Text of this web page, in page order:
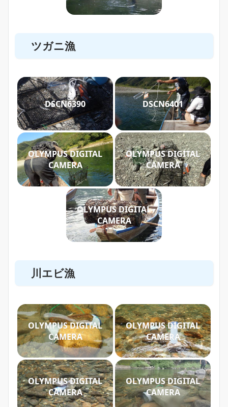
ツガニ漁
DSCN6390 DSCN6401
OLYMPUS DIGITAL
CAMERA
OLYMPUS DIGITAL
CAMERA
OLYMPUS DIGITAL
CAMERA
川エビ漁
OLYMPUS DIGITAL
CAMERA
OLYMPUS DIGITAL
CAMERA
OLYMPUS DIGITAL
CAMERA
OLYMPUS DIGITAL
CAMERA